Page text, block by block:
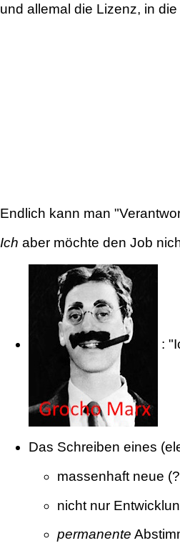
und allemal die Lizenz, in die
Endlich kann man
Ich aber möchte den Job
:
Das Schreiben eines
massenhaft neue
nicht nur
permanente